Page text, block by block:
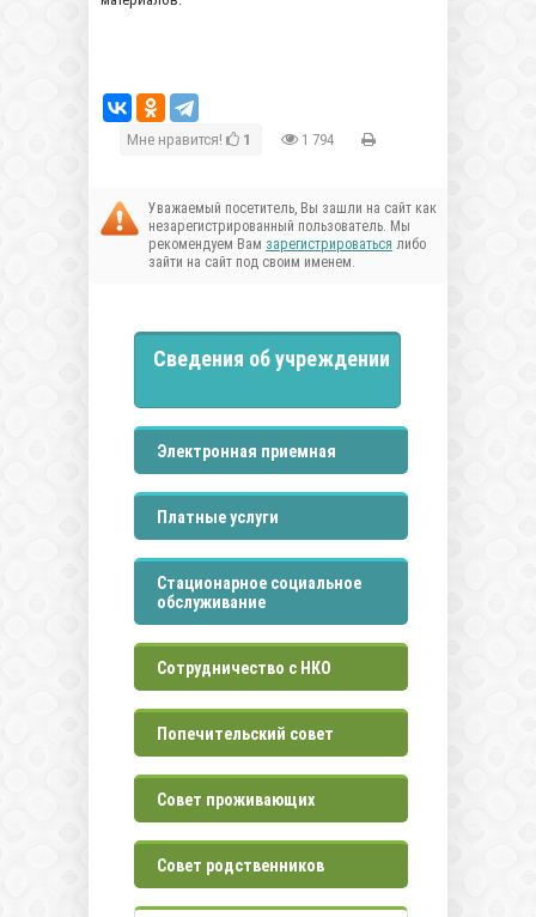
Мне нравится! 1 1 794
Уважаемый посетитель, Вы зашли на сайт как
незарегистрированный пользователь. Мы
рекомендуем Вам зарегистрироваться либо
зайти на сайт под своим именем.
Сведения об учреждении
Электронная приемная
Платные услуги
Стационарное социальное
обслуживание
Сотрудничество с НКО
Попечительский совет
Совет проживающих
Совет родственников